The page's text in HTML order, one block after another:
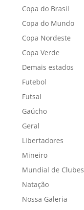
Copa do Brasil
Copa do Mundo
Copa Nordeste
Copa Verde
Demais estados
Futebol
Futsal
Gaúcho
Geral
Libertadores
Mineiro
Mundial de Clubes
Natação
Nossa Galeria